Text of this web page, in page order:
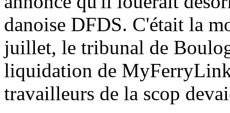
danoise DFDS. C'était la
juillet, le tribunal de
liquidation de
travailleurs de la scop